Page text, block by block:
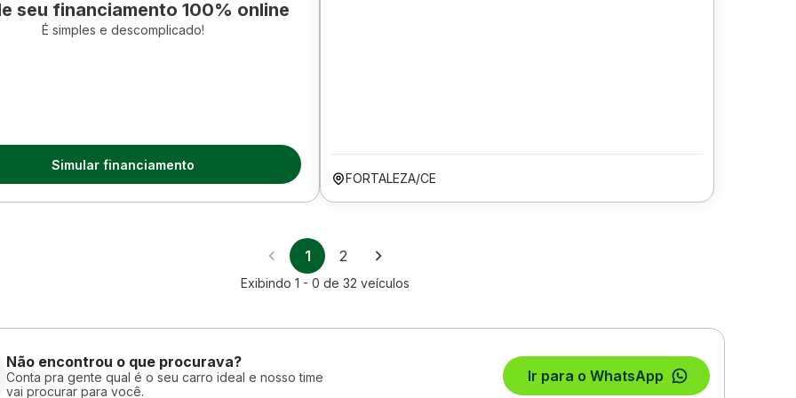
seu financiamento 100% online
É simples e descomplicado!
Simular financiamento
FORTALEZA/CE
1 2
Exibindo 1 - 0 de 32 veículos
Não encontrou o que procurava?
Conta pra gente qual é o seu carro ideal e nosso time
vai procurar para você.
Ir para o WhatsApp